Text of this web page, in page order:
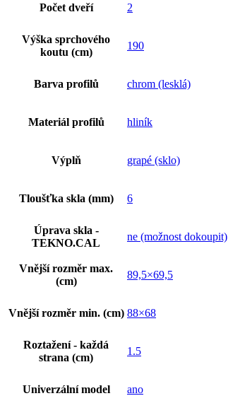
Počet dveří 2
Výška sprchového
koutu (cm)
190
Barva profilů chrom (lesklá)
Materiál profilů hliník
Výplň grapé (sklo)
Tloušťka skla (mm) 6
Úprava skla -
TEKNO.CAL
ne (možnost dokoupit)
Vnější rozměr max.
(cm)
89,5×69,5
Vnější rozměr min. (cm) 88×68
Roztažení - každá
strana (cm)
1.5
Univerzální model ano